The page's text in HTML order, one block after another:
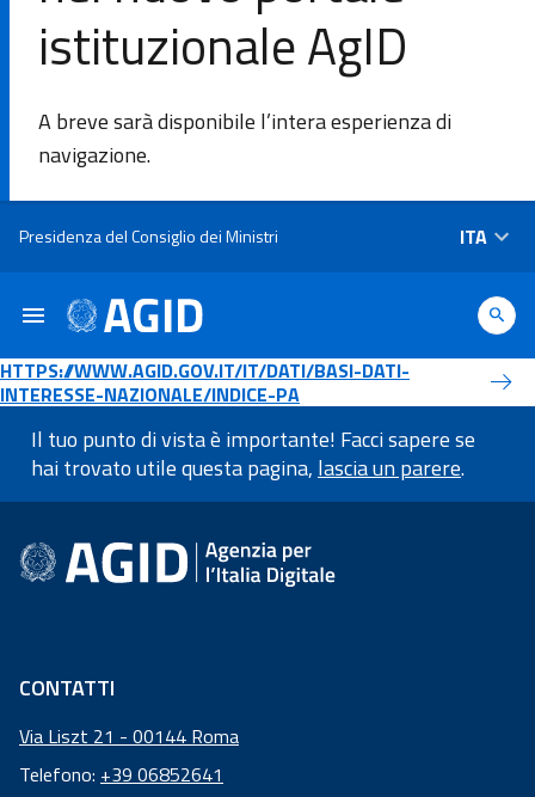
istituzionale AgID
A breve sarà disponibile l’intera esperienza di
navigazione.
Presidenza del Consiglio dei Ministri ITA
L'Agenzia
intervento
Piattaforme
e
tecnologie
Linee
Guida
Academy
HTTPS://WWW.AGID.GOV.IT/IT/DATI/BASI-DATI-
INTERESSE-NAZIONALE/INDICE-PA
Il tuo punto di vista è importante! Facci sapere se
hai trovato utile questa pagina, lascia un parere.
Informazioni a piè di
CONTATTI
Via Liszt 21 - 00144 Roma
Telefono: +39 06852641